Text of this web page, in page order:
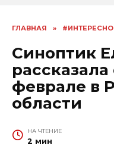
ГЛАВНАЯ »
Синоптик
феврале в
области
НА ЧТЕНИЕ
2 мин